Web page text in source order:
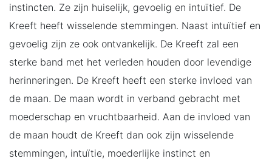
instincten. Ze zijn huiselijk, gevoelig en intuïtief. De
Kreeft heeft wisselende stemmingen. Naast intuïtief en
gevoelig zijn ze ook ontvankelijk. De Kreeft zal een
sterke band met het verleden houden door levendige
herinneringen. De Kreeft heeft een sterke invloed van
de maan. De maan wordt in verband gebracht met
moederschap en vruchtbaarheid. Aan de invloed van
de maan houdt de Kreeft dan ook zijn wisselende
stemmingen, intuïtie, moederlijke instinct en